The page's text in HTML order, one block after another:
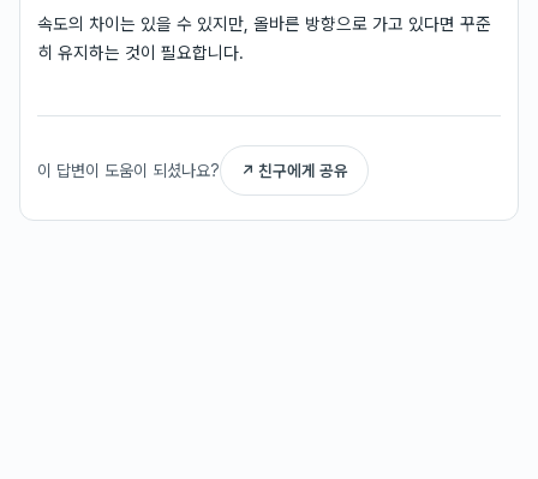
속도의 차이는 있을 수 있지만, 올바른 방향으로 가고 있다면 꾸준
히 유지하는 것이 필요합니다.
이 답변이 도움이 되셨나요? ↗ 친구에게 공유